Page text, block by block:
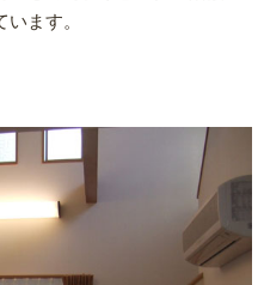
ます。